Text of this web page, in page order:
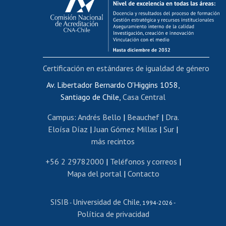
Postulación al AUCAI
Funcionarias/os
Cursos internos de capacitación
Bienestar del personal
Portal de movilidad interna
Certificado de renta
Certificado de renta honorarios
Editar páginas blancas
Extranjeras/os
Revalidación y reconocimiento de títulos
Postulación al Programa de Movilidad Estudiantil
Cursos de español
Av. Libertador Bernardo O'Higgins 1058,
Santiago de Chile, Casa Central
Campus: Andrés Bello | Beauchef| Dra.
Eloísa Díaz |Juan Gómez Millas | Sur |
más recintos
+56 2 29782000 | Teléfonos y correos |
Mapa del portal| Contacto
SISIB - Universidad de Chile, 1994-2026 -
Política de privacidad
Certificación en estándares de igualdad de género